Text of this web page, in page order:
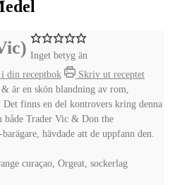
Inget betyg än
din receptbok
Skriv ut receptet
är en skön blandning av rom,
finns en del kontrovers kring denna
både Trader Vic & Don the
hävdade att de uppfann den.
curaçao, Orgeat, sockerlag